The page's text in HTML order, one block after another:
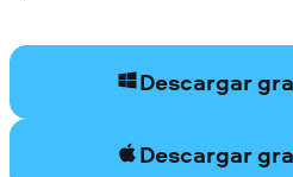
Descargar
Descargar